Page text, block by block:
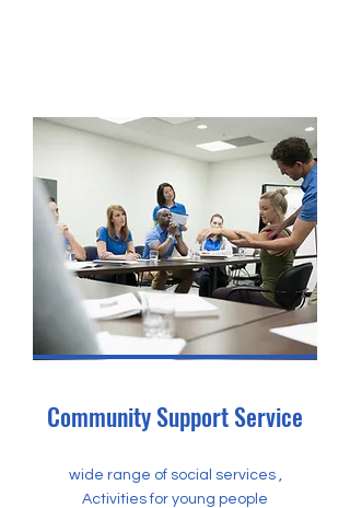
Community Support Service
wide range of social services ,
Activities for young people